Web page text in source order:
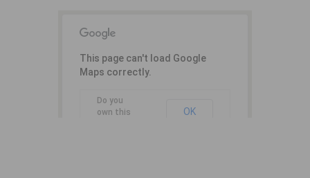
This page can't load Google
Maps correctly.
Do you
own this
OK